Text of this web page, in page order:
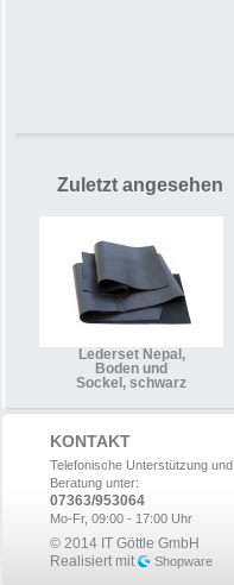
Zuletzt angesehen
Lederset Nepal,
Boden und
Sockel, schwarz
KONTAKT
Telefonische Unterstützung und
Beratung unter:
07363/953064
Mo-Fr, 09:00 - 17:00 Uhr
© 2014 IT Göttle GmbH
Realisiert mit
Shopware